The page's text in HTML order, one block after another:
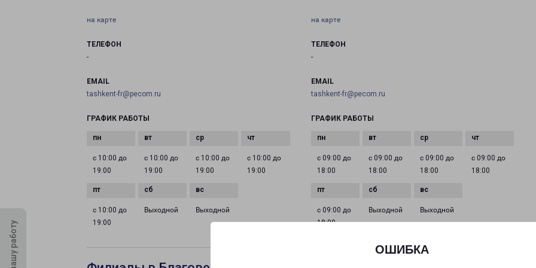
ОШИБКА
на карте
ТЕЛЕФОН
-
EMAIL
tashkent-fr@pecom.ru
ГРАФИК РАБОТЫ
с 10:00 до
19:00
с 10:00 до
19:00
с 10:00 до
19:00
с 10:00 до
19:00
с 10:00 до
19:00
Выходной Выходной
на карте
ТЕЛЕФОН
-
EMAIL
tashkent-fr@pecom.ru
ГРАФИК РАБОТЫ
с 09:00 до
18:00
с 09:00 до
18:00
с 09:00 до
18:00
с 09:00 до
18:00
с 09:00 до
18:00
Выходной Выходной